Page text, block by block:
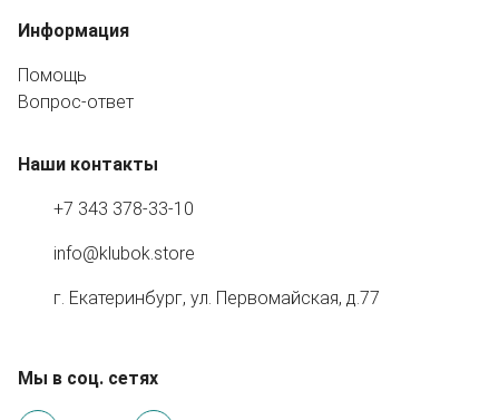
Информация
Помощь
Вопрос-ответ
Наши контакты
+7 343 378-33-10
info@klubok.store
г. Екатеринбург, ул. Первомайская, д.77
Мы в соц. сетях